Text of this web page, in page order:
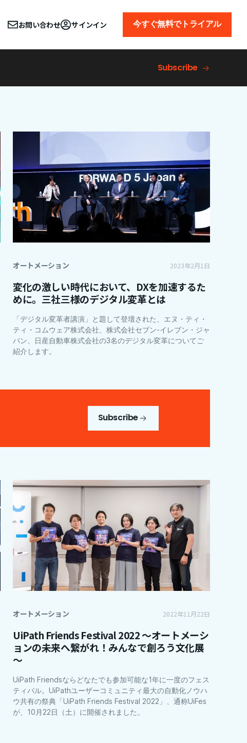
お問い合わせ サインイン 今すぐ無料でトライアル
Subscribe
オートメーション 2023年2月1日
変化の激しい時代において、DXを加速するた
めに。三社三様のデジタル変革とは
「デジタル変革者講演」と題して登壇された、エヌ・ティ・
ティ・コムウェア株式会社、株式会社セブン-イレブン・ジャ
パン、日産自動車株式会社の3名のデジタル変革についてご
紹介します。
オートメーション 2022年11月22日
UiPath Friends Festival 2022 ～オートメーシ
ョンの未来へ繋がれ！みんなで創ろう文化展
～
UiPath Friendsならどなたでも参加可能な1年に一度のフェス
ティバル。UiPathユーザーコミュニティ最大の自動化ノウハ
ウ共有の祭典「UiPath Friends Festival 2022」、通称UiFes
が、10月22日（土）に開催されました。
Subscribe